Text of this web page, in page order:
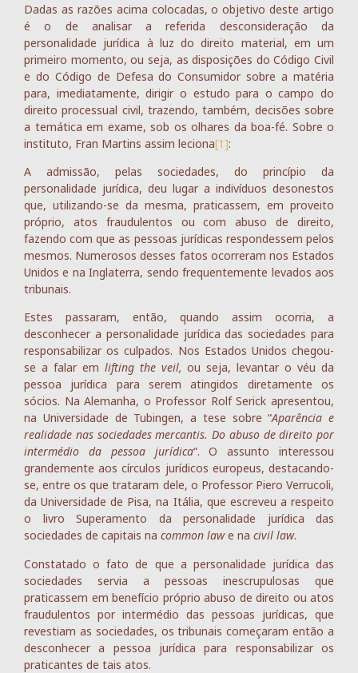
Dadas as razões acima colocadas, o objetivo deste artigo
é o de analisar a referida desconsideração da
personalidade jurídica à luz do direito material, em um
primeiro momento, ou seja, as disposições do Código Civil
e do Código de Defesa do Consumidor sobre a matéria
para, imediatamente, dirigir o estudo para o campo do
direito processual civil, trazendo, também, decisões sobre
a temática em exame, sob os olhares da boa-fé. Sobre o
instituto, Fran Martins assim leciona[1]:
A admissão, pelas sociedades, do princípio da
personalidade jurídica, deu lugar a indivíduos desonestos
que, utilizando-se da mesma, praticassem, em proveito
próprio, atos fraudulentos ou com abuso de direito,
fazendo com que as pessoas jurídicas respondessem pelos
mesmos. Numerosos desses fatos ocorreram nos Estados
Unidos e na Inglaterra, sendo frequentemente levados aos
tribunais.
Estes passaram, então, quando assim ocorria, a
desconhecer a personalidade jurídica das sociedades para
responsabilizar os culpados. Nos Estados Unidos chegou-
se a falar em lifting the veil, ou seja, levantar o véu da
pessoa jurídica para serem atingidos diretamente os
sócios. Na Alemanha, o Professor Rolf Serick apresentou,
na Universidade de Tubingen, a tese sobre “Aparência e
realidade nas sociedades mercantis. Do abuso de direito por
intermédio da pessoa jurídica“. O assunto interessou
grandemente aos círculos jurídicos europeus, destacando-
se, entre os que trataram dele, o Professor Piero Verrucoli,
da Universidade de Pisa, na Itália, que escreveu a respeito
o livro Superamento da personalidade jurídica das
sociedades de capitais na common lawe na civil law.
Constatado o fato de que a personalidade jurídica das
sociedades servia a pessoas inescrupulosas que
praticassem em benefício próprio abuso de direito ou atos
fraudulentos por intermédio das pessoas jurídicas, que
revestiam as sociedades, os tribunais começaram então a
desconhecer a pessoa jurídica para responsabilizar os
praticantes de tais atos.